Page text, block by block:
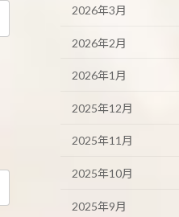
2026年3月
2026年2月
2026年1月
2025年12月
2025年11月
2025年10月
2025年9月